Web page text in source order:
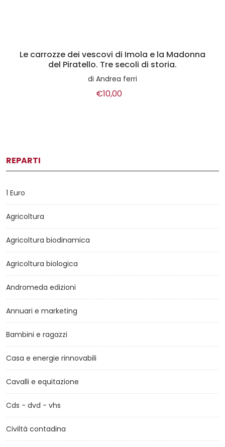
Le carrozze dei vescovi di Imola e la Madonna
del Piratello. Tre secoli di storia.
di Andrea ferri
€10,00
REPARTI
1 Euro
Agricoltura
Agricoltura biodinamica
Agricoltura biologica
Andromeda edizioni
Annuari e marketing
Bambini e ragazzi
Casa e energie rinnovabili
Cavalli e equitazione
Cds - dvd - vhs
Civiltà contadina